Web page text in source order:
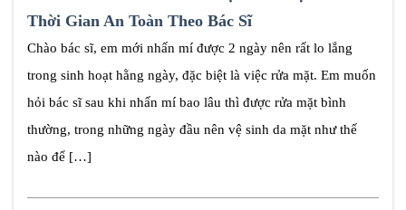
Thời Gian An Toàn Theo Bác Sĩ
Chào bác sĩ, em mới nhấn mí được 2 ngày nên rất lo lắng
trong sinh hoạt hằng ngày, đặc biệt là việc rửa mặt. Em muốn
hỏi bác sĩ sau khi nhấn mí bao lâu thì được rửa mặt bình
thường, trong những ngày đầu nên vệ sinh da mặt như thế
nào để […]